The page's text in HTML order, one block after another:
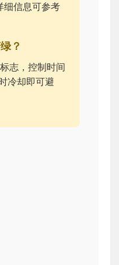
信息可参考
？
志，控制时间
冷却即可避